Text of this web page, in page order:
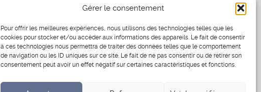
Gérer le consentement
Pour offrir les meilleures expériences, nous utilisons des technologies telles que les
cookies pour stocker et/ou accéder aux informations des appareils. Le fait de consentir
à ces technologies nous permettra de traiter des données telles que le comportement
de navigation ou les ID uniques sur ce site. Le fait de ne pas consentir ou de retirer son
consentement peut avoir un effet négatif sur certaines caractéristiques et fonctions.
-